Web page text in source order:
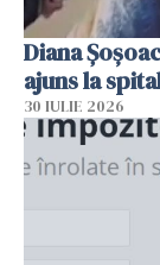
Diana
ajuns la
30 IULIE 2026